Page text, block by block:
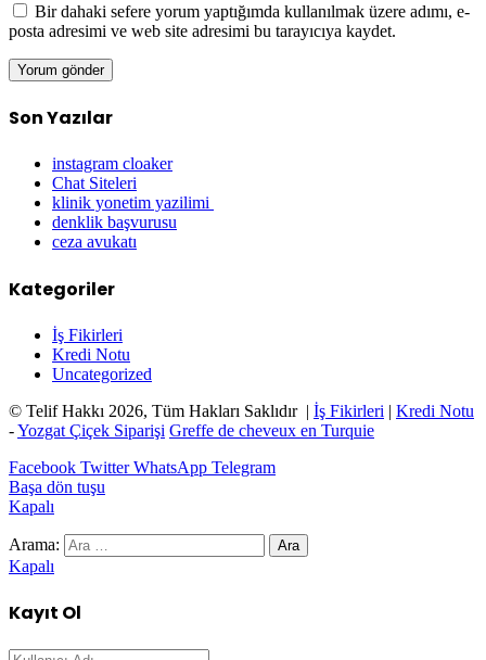
Bir dahaki sefere yorum yaptığımda kullanılmak üzere adımı, e-
posta adresimi ve web site adresimi bu tarayıcıya kaydet.
Son Yazılar
instagram cloaker
Chat Siteleri
klinik yonetim yazilimi
denklik başvurusu
ceza avukatı
Kategoriler
İş Fikirleri
Kredi Notu
Uncategorized
© Telif Hakkı 2026, Tüm Hakları Saklıdır | İş Fikirleri | Kredi Notu
-Yozgat Çiçek Siparişi Greffe de cheveux en Turquie
Facebook Twitter WhatsApp Telegram
Başa dön tuşu
Kapalı
Arama:
Kapalı
Kayıt Ol